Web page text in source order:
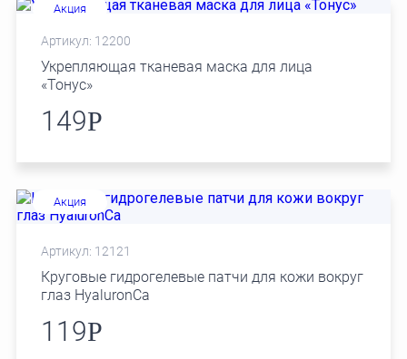
Акция
Артикул: 12200
Укрепляющая тканевая маска для лица
«Тонус»
149Р
Акция
Артикул: 12121
Круговые гидрогелевые патчи для кожи вокруг
глаз HyaluronCa
119Р